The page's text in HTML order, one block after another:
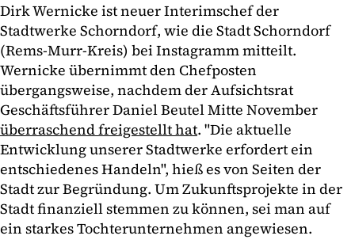
Dirk Wernicke ist neuer Interimschef der
Stadtwerke Schorndorf, wie die Stadt Schorndorf
(Rems-Murr-Kreis) bei Instagramm mitteilt.
Wernicke übernimmt den Chefposten
übergangsweise, nachdem der Aufsichtsrat
Geschäftsführer Daniel Beutel Mitte November
überraschend freigestellt hat. "Die aktuelle
Entwicklung unserer Stadtwerke erfordert ein
entschiedenes Handeln", hieß es von Seiten der
Stadt zur Begründung. Um Zukunftsprojekte in der
Stadt finanziell stemmen zu können, sei man auf
ein starkes Tochterunternehmen angewiesen.